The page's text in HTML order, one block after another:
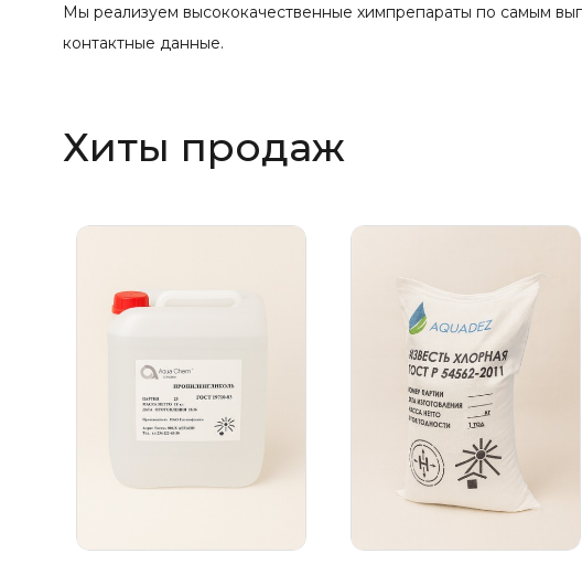
Мы реализуем высококачественные химпрепараты по самым
контактные данные.
Хиты продаж